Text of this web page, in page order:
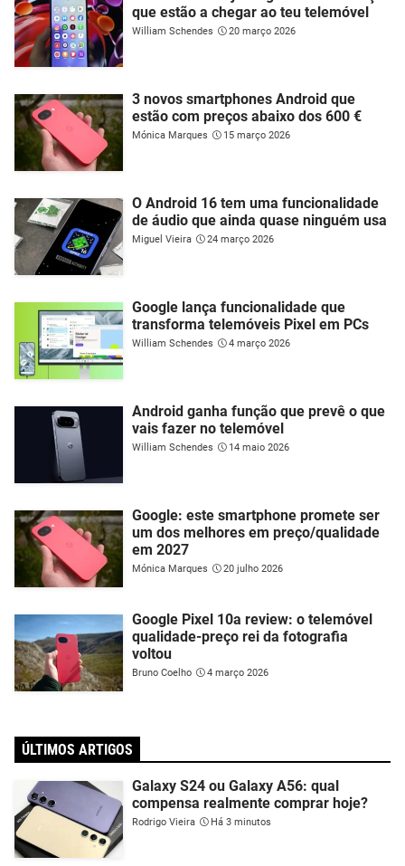
que estão a chegar ao teu telemóvel
William Schendes 20 março 2026
3 novos smartphones Android que
estão com preços abaixo dos 600 €
Mónica Marques 15 março 2026
O Android 16 tem uma funcionalidade
de áudio que ainda quase ninguém usa
Miguel Vieira 24 março 2026
Google lança funcionalidade que
transforma telemóveis Pixel em PCs
William Schendes 4 março 2026
Android ganha função que prevê o que
vais fazer no telemóvel
William Schendes 14 maio 2026
Google: este smartphone promete ser
um dos melhores em preço/qualidade
em 2027
Mónica Marques 20 julho 2026
Google Pixel 10a review: o telemóvel
qualidade-preço rei da fotografia
voltou
Bruno Coelho 4 março 2026
ÚLTIMOS ARTIGOS
Galaxy S24 ou Galaxy A56: qual
compensa realmente comprar hoje?
Rodrigo Vieira Há 3 minutos